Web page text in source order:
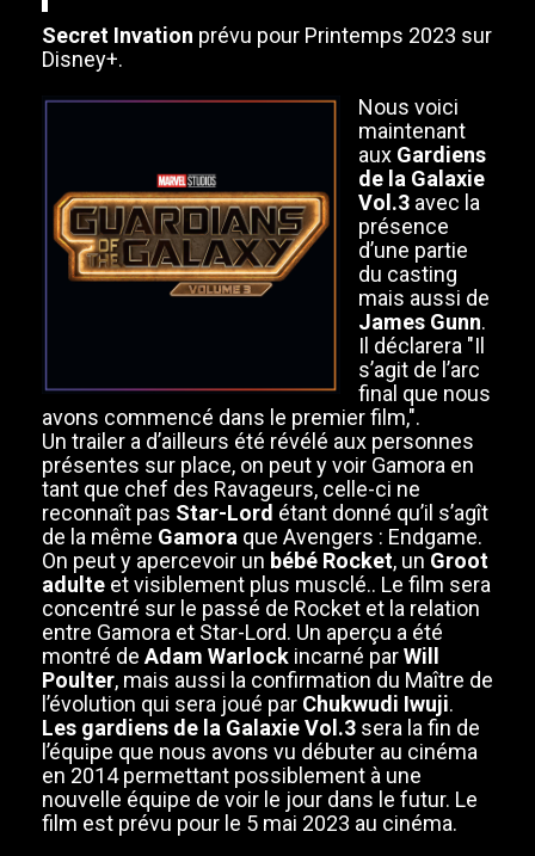
Secret Invation prévu pour Printemps 2023 sur
Disney+.
Nous voici
maintenant
aux Gardiens
de la Galaxie
Vol.3 avec la
présence
d’une partie
du casting
mais aussi de
James Gunn.
Il déclarera "Il
s’agit de l’arc
final que nous
avons commencé dans le premier film,".
Un trailer a d’ailleurs été révélé aux personnes
présentes sur place, on peut y voir Gamora en
tant que chef des Ravageurs, celle-ci ne
reconnaît pas Star-Lord étant donné qu’il s’agît
de la même Gamora que Avengers : Endgame.
On peut y apercevoir un bébé Rocket, un Groot
adulte et visiblement plus musclé.. Le film sera
concentré sur le passé de Rocket et la relation
entre Gamora et Star-Lord. Un aperçu a été
montré de Adam Warlock incarné parWill
Poulter, mais aussi la confirmation du Maître de
l’évolution qui sera joué par Chukwudi Iwuji.
Les gardiens de la Galaxie Vol.3 sera la fin de
l’équipe que nous avons vu débuter au cinéma
en 2014 permettant possiblement à une
nouvelle équipe de voir le jour dans le futur. Le
film est prévu pour le 5 mai 2023 au cinéma.